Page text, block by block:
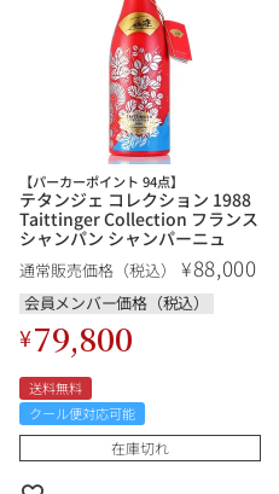
オーパス・ワン
チリ
【パーカーポイント 94点】
テタンジェ コレクション 1988
Taittinger Collection フランス
シャンパン シャンパーニュ
通常販売価格（税込） ¥88,000
会員メンバー価格（税込）
¥79,800
送料無料
クール便対応可能
在庫切れ